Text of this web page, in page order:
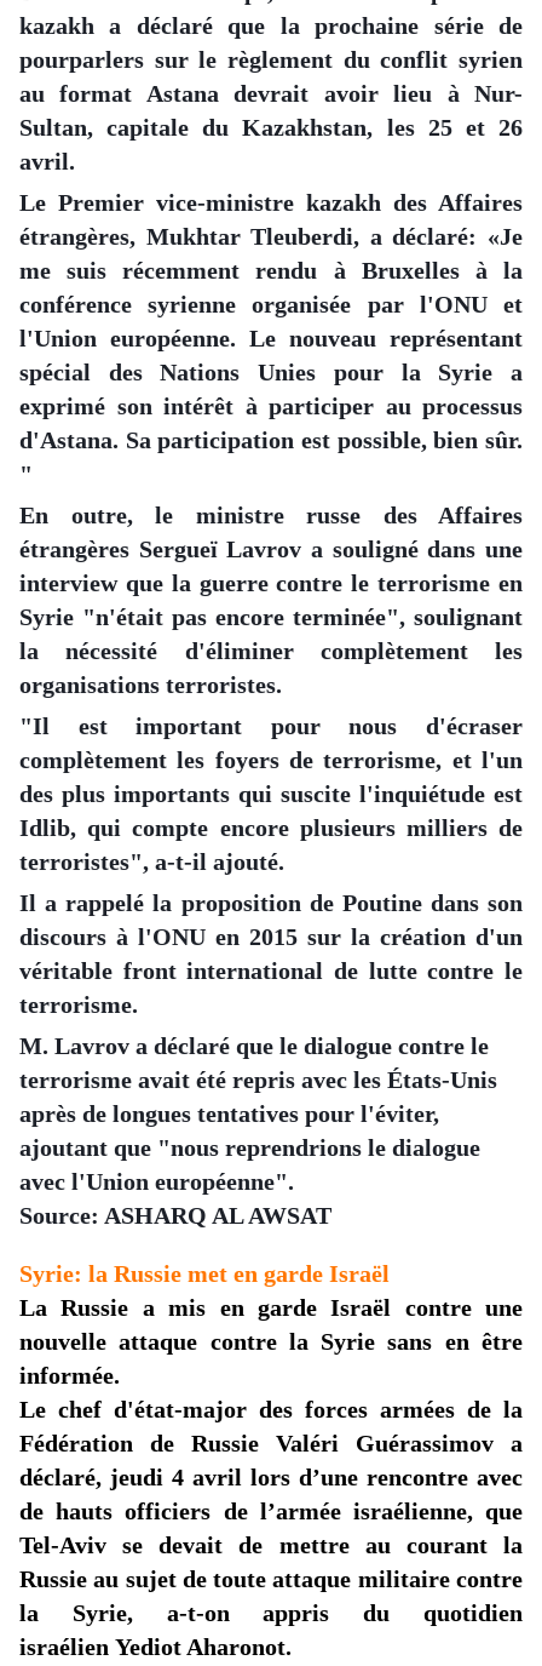
kazakh a déclaré que la prochaine série de
pourparlers sur le règlement du conflit syrien
au format Astana devrait avoir lieu à Nur-
Sultan, capitale du Kazakhstan, les 25 et 26
avril.
Le Premier vice-ministre kazakh des Affaires
étrangères, Mukhtar Tleuberdi, a déclaré: «Je
me suis récemment rendu à Bruxelles à la
conférence syrienne organisée par l'ONU et
l'Union européenne. Le nouveau représentant
spécial des Nations Unies pour la Syrie a
exprimé son intérêt à participer au processus
d'Astana. Sa participation est possible, bien sûr.
"
En outre, le ministre russe des Affaires
étrangères Sergueï Lavrov a souligné dans une
interview que la guerre contre le terrorisme en
Syrie "n'était pas encore terminée", soulignant
la nécessité d'éliminer complètement les
organisations terroristes.
"Il est important pour nous d'écraser
complètement les foyers de terrorisme, et l'un
des plus importants qui suscite l'inquiétude est
Idlib, qui compte encore plusieurs milliers de
terroristes", a-t-il ajouté.
Il a rappelé la proposition de Poutine dans son
discours à l'ONU en 2015 sur la création d'un
véritable front international de lutte contre le
terrorisme.
M. Lavrov a déclaré que le dialogue contre le
terrorisme avait été repris avec les États-Unis
après de longues tentatives pour l'éviter,
ajoutant que "nous reprendrions le dialogue
avec l'Union européenne".
Source: ASHARQ AL AWSAT
Syrie: la Russie met en garde Israël
La Russie a mis en garde Israël contre une
nouvelle attaque contre la Syrie sans en être
informée.
Le chef d'état-major des forces armées de la
Fédération de Russie Valéri Guérassimov a
déclaré, jeudi 4 avril lors d’une rencontre avec
de hauts officiers de l’armée israélienne, que
Tel-Aviv se devait de mettre au courant la
Russie au sujet de toute attaque militaire contre
la Syrie, a-t-on appris du quotidien
israélien Yediot Aharonot.